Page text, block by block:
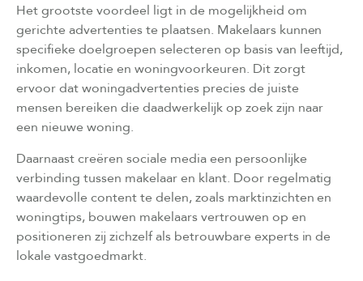
Het grootste voordeel ligt in de mogelijkheid om
gerichte advertenties te plaatsen. Makelaars kunnen
specifieke doelgroepen selecteren op basis van leeftijd,
inkomen, locatie en woningvoorkeuren. Dit zorgt
ervoor dat woningadvertenties precies de juiste
mensen bereiken die daadwerkelijk op zoek zijn naar
een nieuwe woning.
Daarnaast creëren sociale media een persoonlijke
verbinding tussen makelaar en klant. Door regelmatig
waardevolle content te delen, zoals marktinzichten en
woningtips, bouwen makelaars vertrouwen op en
positioneren zij zichzelf als betrouwbare experts in de
lokale vastgoedmarkt.